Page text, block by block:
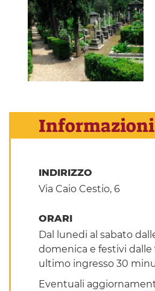
Informazioni
INDIRIZZO
Via Caio Cestio, 6
ORARI
Dal lunedi al sabato
domenica e festivi dalle
ultimo ingresso 30
Eventuali